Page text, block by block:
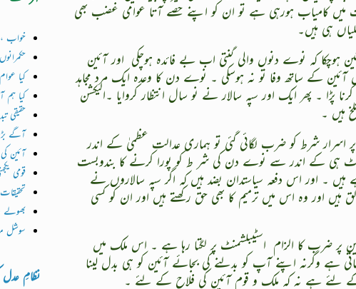
میں کامیاب ہورہی ہے تو ان کو اپنے حصے آتا عوامی غضب بھی
ہی ہیں۔
ہوچکا کہ نوے دنوں والی گنتی اب بے فائدہ ہوچکی اور آئین
آئین کے ساتھ وفا تو نہ ہوسکی ۔ نوے دن کا وعدہ ایک مرد مجاہد
پڑا ۔ پھر ایک اور سپہ سالار نے نو سال انتظار کروایا ۔الیکشن
ہیں ۔
اسرار شرط کو ضرب لگائی گئی تو ہماری عدالت عظمیٰ کے اندر
ہی کے اندر سے نوے دن کی شر ط کو پورا کرنے کا بندوبست
ہیں ۔ اور اس دفعہ سیاستدان بضد ہیں کہ اگر سپہ سالاروں نے
وہ اس میں ترمیم کا بھی حق رکھتے ہیں اور ان کو کسی
پر ضرب کا الزام اسٹیبلشمنٹ پر لگتا رہا ہے ۔ اس ملک میں
ہے وگرنہ اپنے آپ کو بدلنے کی بجائے آئین کو ہی بدل لینا
کے لئے ہے نہ کہ ملک و قوم آئین کی فلاح کے لئے ۔
خواب ،
کیا
کیا ہم
حقیقی
آگے
آئین
قومی
بھولے
سوشل
نظامِ عدل